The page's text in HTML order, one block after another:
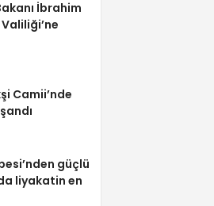
İbrahim
Camii’nde
güçlü
liyakatin en